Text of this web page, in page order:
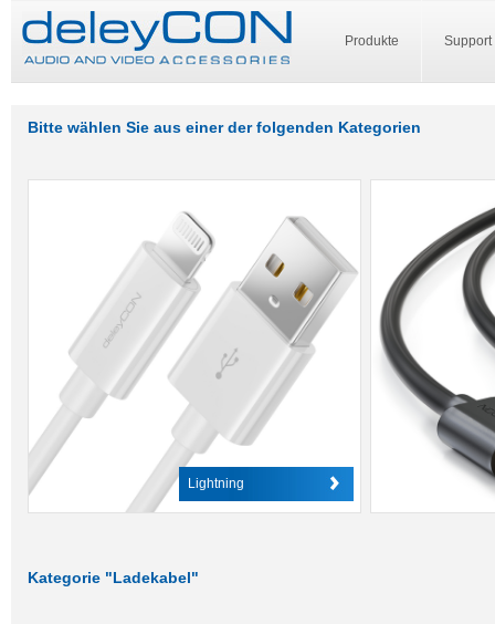
Produkte Support
Bitte wählen Sie aus einer der folgenden Kategorien
Lightning
Kategorie "Ladekabel"